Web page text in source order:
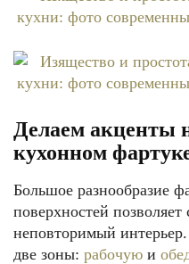
Делаем акценты
кухонном
Большое разнообразие
поверхностей
неповторимый
две зоны: рабочую и